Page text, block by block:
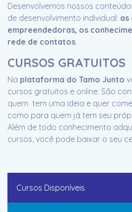
Desenvolvemos nossos
de desenvolvimento individual: as
empreendedoras, os
rede de contatos.
CURSOS GRATUITOS
Na plataforma do Tamo Junto
cursos gratuitos e online. São
quem tem uma ideia e quer
como para quem já tem seu
Além de todo conhecimento
cursos, você pode baixar o seu
Cursos Disponíveis